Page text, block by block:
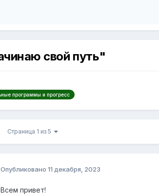
свой путь"
программы и прогресс
Страница 1 из 5
Опубликовано 11 декабря, 2023
Всем привет!